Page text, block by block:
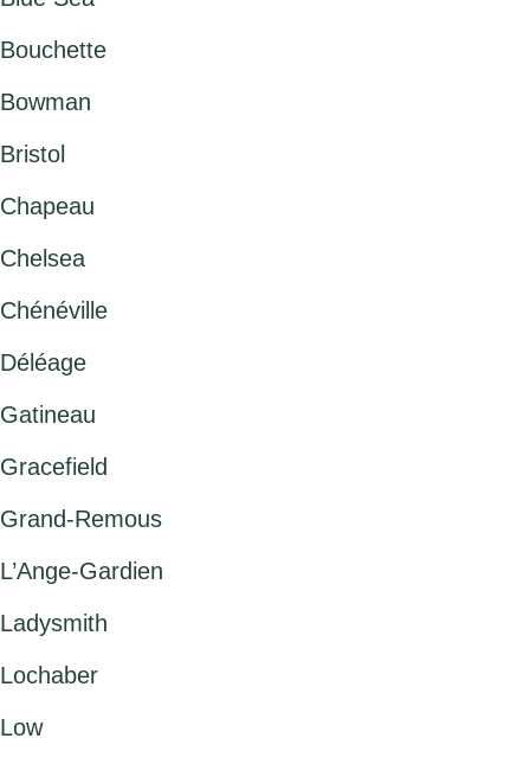
Bouchette
Bowman
Bristol
Chapeau
Chelsea
Chénéville
Déléage
Gatineau
Gracefield
Grand-Remous
L’Ange-Gardien
Ladysmith
Lochaber
Low